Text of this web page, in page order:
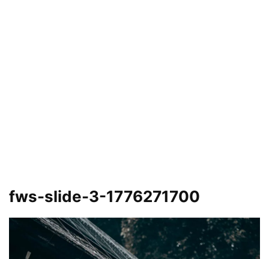
fws-slide-3-1776271700